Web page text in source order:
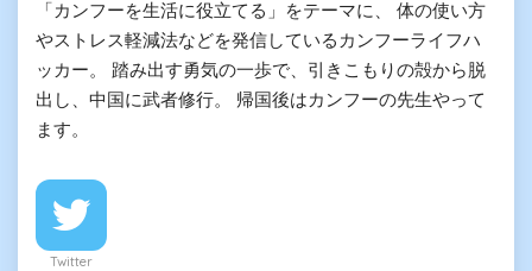
「カンフーを生活に役立てる」をテーマに、 体の使い方
やストレス軽減法などを発信しているカンフーライフハ
ッカー。 踏み出す勇気の一歩で、引きこもりの殻から脱
出し、中国に武者修行。 帰国後はカンフーの先生やって
ます。
Twitter